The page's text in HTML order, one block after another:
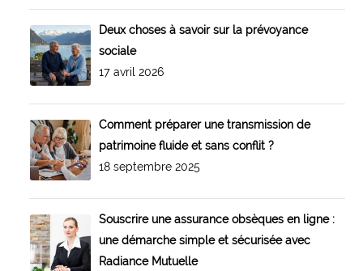
Deux choses à savoir sur la prévoyance
sociale
17 avril 2026
Comment préparer une transmission de
patrimoine fluide et sans conflit ?
18 septembre 2025
Souscrire une assurance obsèques en ligne :
une démarche simple et sécurisée avec
Radiance Mutuelle